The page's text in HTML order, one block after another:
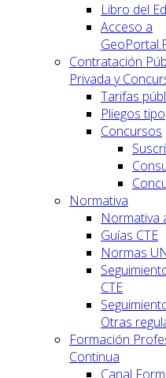
Libro del
Acceso a
Contratación
Privada y
Tarifas
Pliegos tipo
Concursos
Normativa
Normativa
Guías CTE
Normas
CTE
Otras
Formación
Continua
Canal